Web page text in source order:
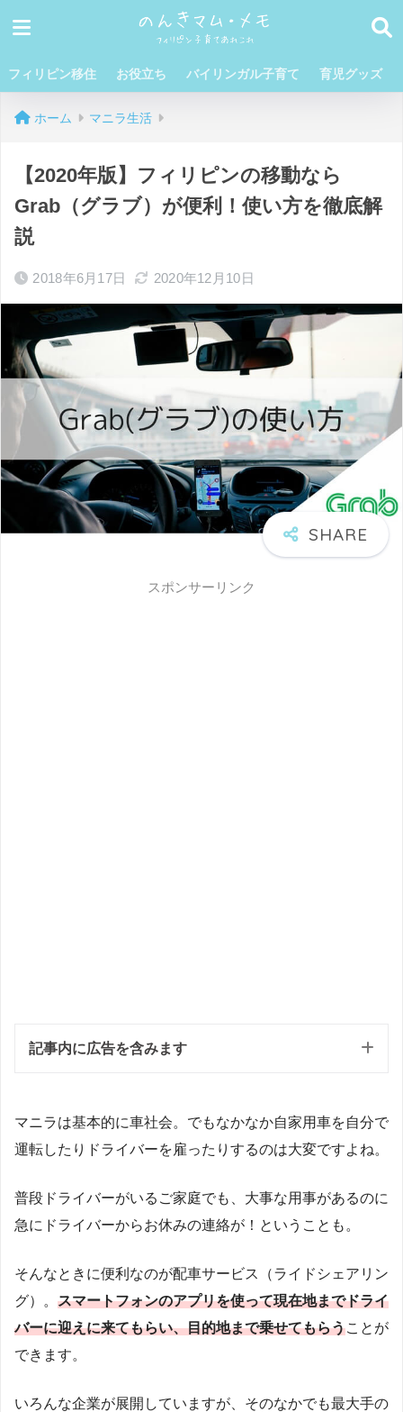
フィリピン移住 お役立ち バイリンガル子育て 育児グッズ
ホーム マニラ生活
【2020年版】フィリピンの移動なら
Grab（グラブ）が便利！使い方を徹底解
説
2018年6月17日 2020年12月10日
スポンサーリンク
記事内に広告を含みます
マニラは基本的に車社会。でもなかなか自家用車を自分で
運転したりドライバーを雇ったりするのは大変ですよね。
普段ドライバーがいるご家庭でも、大事な用事があるのに
急にドライバーからお休みの連絡が！ということも。
そんなときに便利なのが配車サービス（ライドシェアリン
グ）。 スマートフォンのアプリを使って現在地までドライ
バーに迎えに来てもらい、目的地まで乗せてもらうことが
できます。
いろんな企業が展開していますが、そのなかでも最大手の